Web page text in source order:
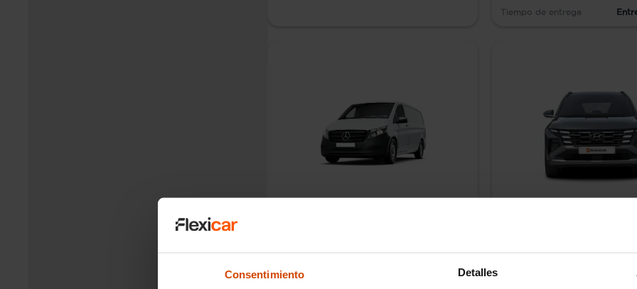
Consentimiento Detalles
Tiempo de entrega
IVA incluido
Tiempo de entrega Entrega inmediata